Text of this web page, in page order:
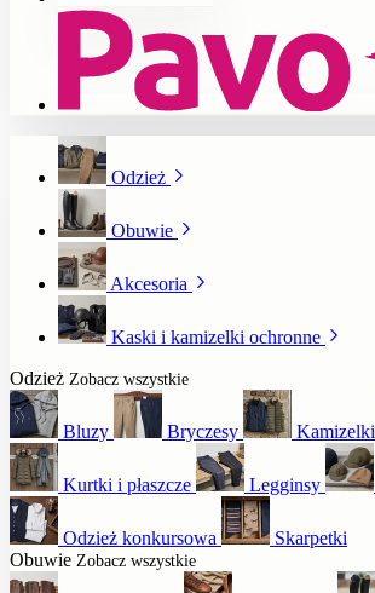
Odzież
Obuwie
Akcesoria
Kaski i kamizelki ochronne
Odzież Zobacz wszystkie
Bluzy Bryczesy Kamizelki
Kurtki i płaszcze Legginsy
Odzież konkursowa
Skarpetki
Obuwie Zobacz wszystkie